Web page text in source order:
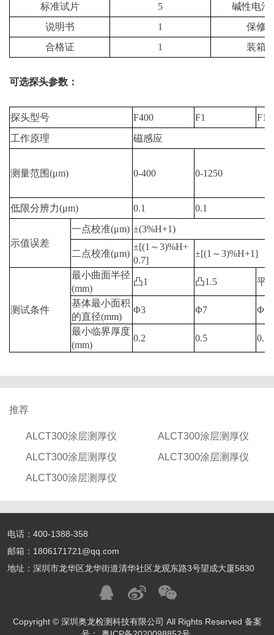
推荐
ALCT300涂层测厚仪
ALCT300涂层测厚仪
ALCT300涂层测厚仪
ALCT300涂层测厚仪
ALCT300涂层测厚仪
标准试片
5
碱性电池
说明书
1
保修
合格证
1 装箱
可选探头参数：
探头型号 F400 F1
F1/
工作原理
磁感应
测量范围(μm) 0-400 0-1250
低限分辨力(μm) 0.1 0.1
示值误差
一点校准(μm) ±(3%H+1)
二点校准(μm)
±[(1～3)%H+
0.7]
±[(1～3)%H+1]
测试条件
最小曲面半径
(mm)
凸1 凸1.5 平
基体最小面积
的直径(mm)
Φ3 Φ7 Φ7
最小临界厚度
(mm)
0.2 0.5 0.5
电话：400-1388-358
邮箱：1806171721@qq.com
地址：深圳市龙华区龙华街道清华社区龙观东路3号望成大厦5830
Copyright © 深圳奥龙检测科技有限公司 All Rights Reserved 备案